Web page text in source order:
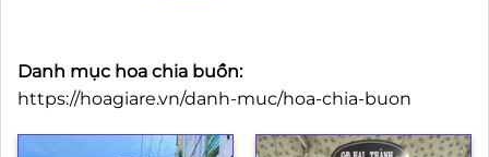
Danh mục hoa chia buồn:
https://hoagiare.vn/danh-muc/hoa-chia-buon